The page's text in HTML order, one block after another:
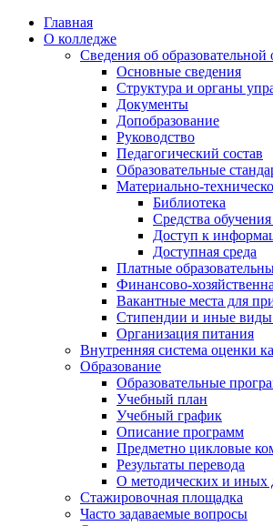
Перейти
содержимому
Главная
О колледже
Сведения об образовательной
Основные сведения
Структура и органы
Документы
Допобразование
Руководство
Педагогический состав
Образовательные
Материально-
Библиотека
Средства
Доступ к
Доступная среда
Платные
Финансово-
Вакантные места для
Стипендии и иные виды
Организация питания
Внутренняя система оценки
Образование
Образовательные
Учебный план
Учебный график
Описание программ
Предметно цикловые
Результаты перевода
О методических и иных
Стажировочная площадка
Часто задаваемые вопросы